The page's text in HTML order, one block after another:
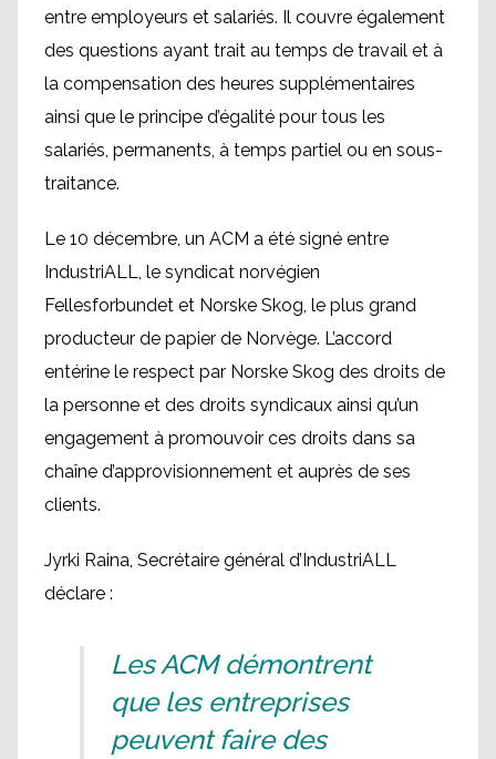
entre employeurs et salariés. Il couvre également
des questions ayant trait au temps de travail et à
la compensation des heures supplémentaires
ainsi que le principe d’égalité pour tous les
salariés, permanents, à temps partiel ou en sous-
traitance.
Le 10 décembre, un ACM a été signé entre
IndustriALL, le syndicat norvégien
Fellesforbundet et Norske Skog, le plus grand
producteur de papier de Norvège. L’accord
entérine le respect par Norske Skog des droits de
la personne et des droits syndicaux ainsi qu’un
engagement à promouvoir ces droits dans sa
chaîne d’approvisionnement et auprès de ses
clients.
Jyrki Raina, Secrétaire général d’IndustriALL
déclare :
Les ACM démontrent
que les entreprises
peuvent faire des